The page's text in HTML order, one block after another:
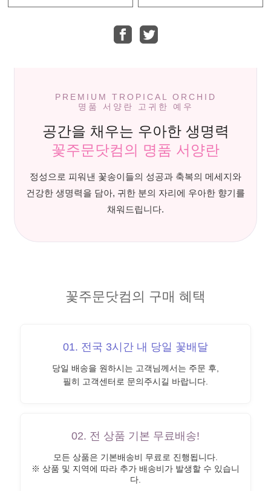
PREMIUM TROPICAL ORCHID
명품 서양란 고귀한 예우
공간을 채우는 우아한 생명력
꽃주문닷컴의 명품 서양란
정성으로 피워낸 꽃송이들의 성공과 축복의 메세지와
건강한 생명력을 담아, 귀한 분의 자리에 우아한 향기를
채워드립니다.
꽃주문닷컴의 구매 혜택
01. 전국 3시간 내 당일 꽃배달
당일 배송을 원하시는 고객님께서는 주문 후,
필히 고객센터로 문의주시길 바랍니다.
02. 전 상품 기본 무료배송!
모든 상품은 기본배송비 무료로 진행됩니다.
※ 상품 및 지역에 따라 추가 배송비가 발생할 수 있습니
다.